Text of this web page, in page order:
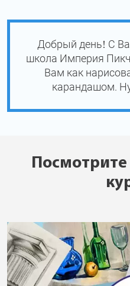
Добрый день! С
школа Империя
Вам как
карандашом.